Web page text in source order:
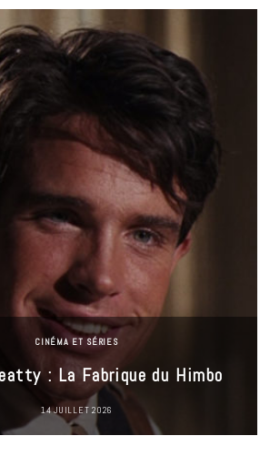
CINÉMA ET SÉRIES
: La Fabrique du Himbo
14 JUILLET 2026